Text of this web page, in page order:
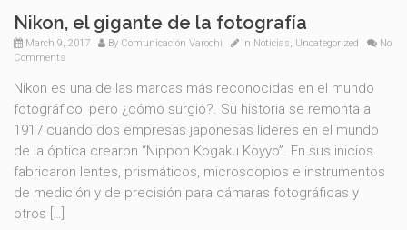
Nikon, el gigante de la fotografía
March 9, 2017 By Comunicación Varochi In Noticias, Uncategorized
No
Comments
Nikon es una de las marcas más reconocidas en el mundo
fotográfico, pero ¿cómo surgió?. Su historia se remonta a
1917 cuando dos empresas japonesas líderes en el mundo
de la óptica crearon “Nippon Kogaku Koyyo”. En sus inicios
fabricaron lentes, prismáticos, microscopios e instrumentos
de medición y de precisión para cámaras fotográficas y
otros […]